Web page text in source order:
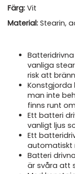
Färg: Vit
Material: Stearin,
vanliga
risk att
man inte
finns runt
Ett batteri
vanligt ljus
Ett
automatiskt
Batteri
är svåra att